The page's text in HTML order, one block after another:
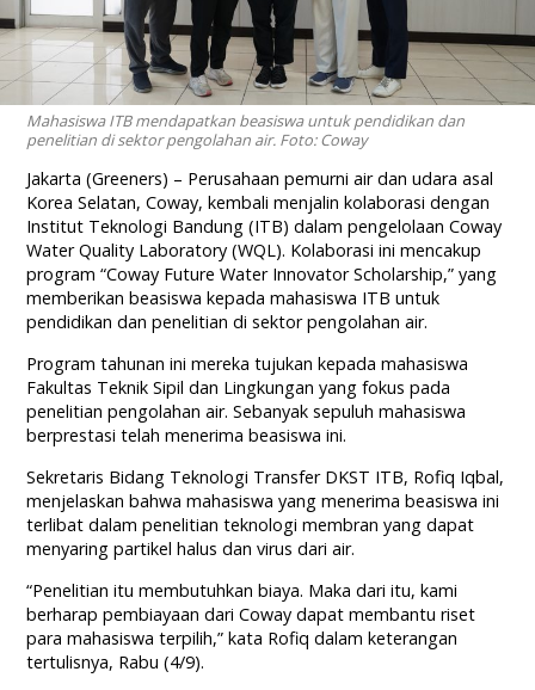
Mahasiswa ITB mendapatkan beasiswa untuk pendidikan dan
penelitian di sektor pengolahan air. Foto: Coway
Jakarta (Greeners) – Perusahaan pemurni air dan udara asal
Korea Selatan, Coway, kembali menjalin kolaborasi dengan
Institut Teknologi Bandung (ITB) dalam pengelolaan Coway
Water Quality Laboratory (WQL). Kolaborasi ini mencakup
program “Coway Future Water Innovator Scholarship,” yang
memberikan beasiswa kepada mahasiswa ITB untuk
pendidikan dan penelitian di sektor pengolahan air.
Program tahunan ini mereka tujukan kepada mahasiswa
Fakultas Teknik Sipil dan Lingkungan yang fokus pada
penelitian pengolahan air. Sebanyak sepuluh mahasiswa
berprestasi telah menerima beasiswa ini.
Sekretaris Bidang Teknologi Transfer DKST ITB, Rofiq Iqbal,
menjelaskan bahwa mahasiswa yang menerima beasiswa ini
terlibat dalam penelitian teknologi membran yang dapat
menyaring partikel halus dan virus dari air.
“Penelitian itu membutuhkan biaya. Maka dari itu, kami
berharap pembiayaan dari Coway dapat membantu riset
para mahasiswa terpilih,” kata Rofiq dalam keterangan
tertulisnya, Rabu (4/9).